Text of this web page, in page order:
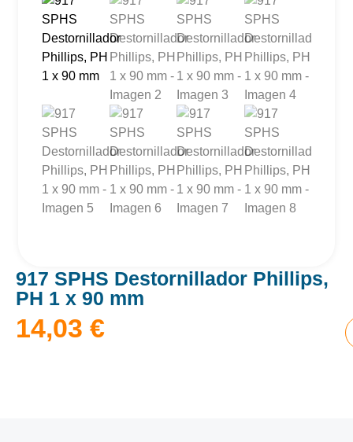
917 SPHS Destornillador Phillips,
PH 1 x 90 mm
14,03 €